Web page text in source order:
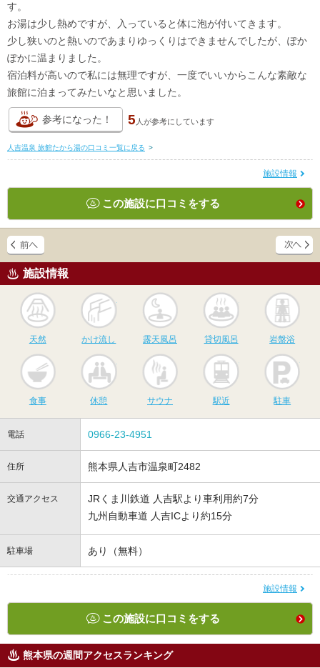
す。
お湯は少し熱めですが、入っていると体に泡が付いてきます。
少し狭いのと熱いのであまりゆっくりはできませんでしたが、ぽか
ぽかに温まりました。
宿泊料が高いので私には無理ですが、一度でいいからこんな素敵な
旅館に泊まってみたいなと思いました。
参考になった！ 5 人が参考にしています
人吉温泉 旅館たから湯の口コミ一覧に戻る >
施設情報
この施設に口コミをする
施設情報
天然
かけ流し
かけ流し
露天風呂
露天風呂
貸切風呂
貸切風呂 岩盤浴
食事 休憩
サウナ
サウナ 駅近 駐車
電話 0966-23-4951
住所 熊本県人吉市温泉町2482
交通アクセス
JRくま川鉄道 人吉駅より車利用約7分
九州自動車道 人吉ICより約15分
駐車場 あり（無料）
施設情報
この施設に口コミをする
熊本県の週間アクセスランキング